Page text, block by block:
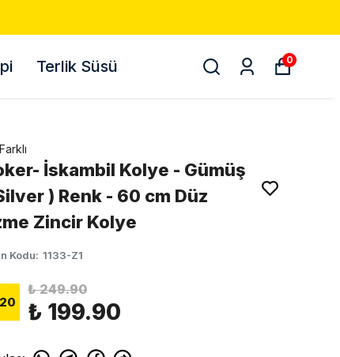
Terlik Süsü 0
İskambil Kolye - Gümüş
) Renk - 60 cm Düz
Zincir Kolye
Kodu: 1133-Z1
20
₺ 249.90
₺ 199.90